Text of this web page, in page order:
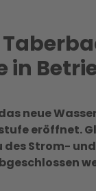
in
neue
eröffnet.
des Strom- und